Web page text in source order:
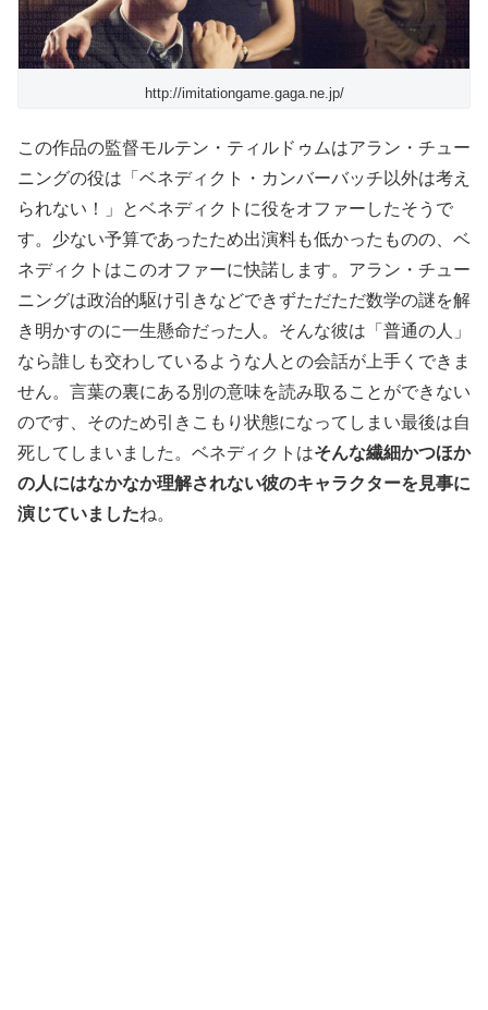
http://imitationgame.gaga.ne.jp/
この作品の監督モルテン・ティルドゥムはアラン・チュー
ニングの役は「ベネディクト・カンバーバッチ以外は考え
られない！」とベネディクトに役をオファーしたそうで
す。少ない予算であったため出演料も低かったものの、ベ
ネディクトはこのオファーに快諾します。アラン・チュー
ニングは政治的駆け引きなどできずただただ数学の謎を解
き明かすのに一生懸命だった人。そんな彼は「普通の人」
なら誰しも交わしているような人との会話が上手くできま
せん。言葉の裏にある別の意味を読み取ることができない
のです、そのため引きこもり状態になってしまい最後は自
死してしまいました。ベネディクトはそんな繊細かつほか
の人にはなかなか理解されない彼のキャラクターを見事に
演じていましたね。